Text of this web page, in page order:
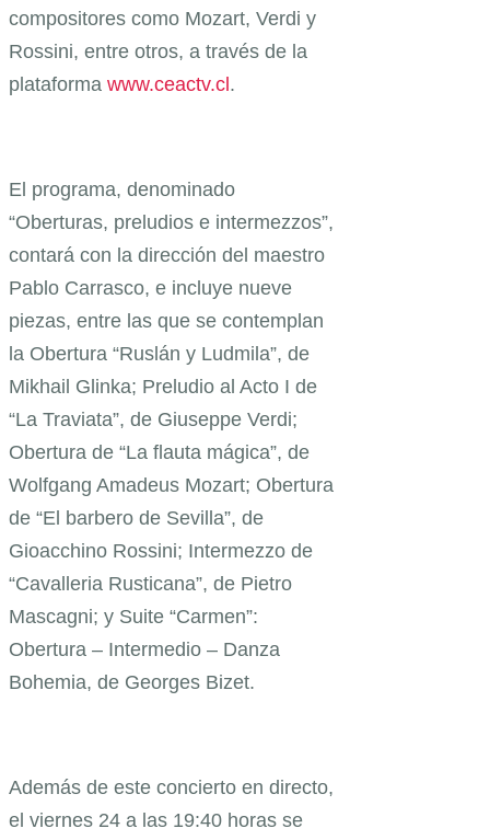
compositores como Mozart, Verdi y
Rossini, entre otros, a través de la
plataforma www.ceactv.cl.
El programa, denominado
“Oberturas, preludios e intermezzos”,
contará con la dirección del maestro
Pablo Carrasco, e incluye nueve
piezas, entre las que se contemplan
la Obertura “Ruslán y Ludmila”, de
Mikhail Glinka; Preludio al Acto I de
“La Traviata”, de Giuseppe Verdi;
Obertura de “La flauta mágica”, de
Wolfgang Amadeus Mozart; Obertura
de “El barbero de Sevilla”, de
Gioacchino Rossini; Intermezzo de
“Cavalleria Rusticana”, de Pietro
Mascagni; y Suite “Carmen”:
Obertura – Intermedio – Danza
Bohemia, de Georges Bizet.
Además de este concierto en directo,
el viernes 24 a las 19:40 horas se